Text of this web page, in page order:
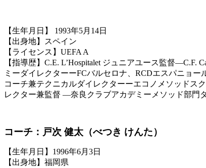
【生年月日】 1993年5月14日
【出身地】スペイン
【ライセンス】UEFA A
【指導歴】C.E. L’Hospitalet ジュニアユース監督
ミーダイレクターーFCバルセロナ、RCDエスパニョ
コーチ兼テクニカルダイレクターーエコノメソッドス
レクター兼監督 ―奈良クラブアカデミーメソッド部門
コーチ：戸次 健太（べつき けんた）
【生年月日】1996年6月3日
【出身地】福岡県